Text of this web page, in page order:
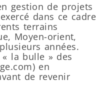
gestion de projets
dans ce cadre
terrains
Moyen-orient,
années.
la bulle » des
en
de revenir